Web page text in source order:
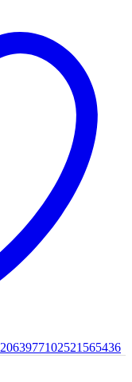
2063977102521565436